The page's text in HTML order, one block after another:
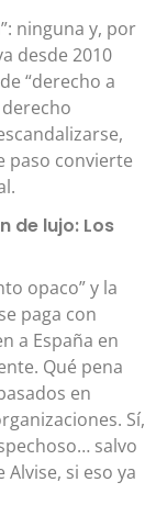
ninguna y, por
desde 2010
“derecho a
paso convierte
de lujo: Los
opaco” y la
paga con
a España en
Qué pena
en
Sí,
salvo
si eso ya